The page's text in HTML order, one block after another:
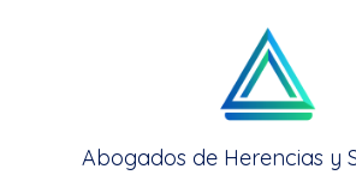
Abogados de Herencias y